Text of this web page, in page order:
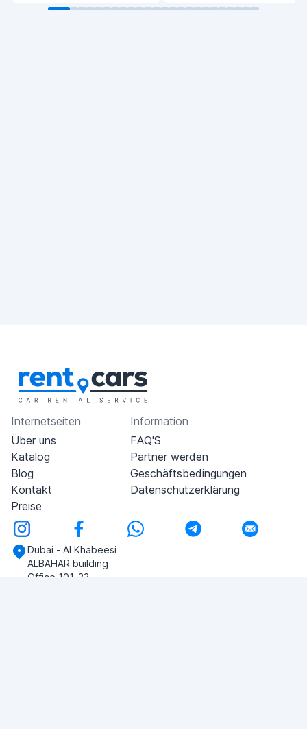
Internetseiten
Über uns
Katalog
Blog
Kontakt
Preise
Information
FAQ'S
Partner werden
Geschäftsbedingungen
Datenschutzerklärung
Dubai - Al Khabeesi
ALBAHAR building
Office 101-33